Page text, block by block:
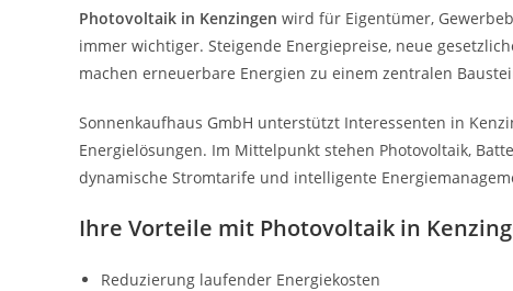
Photovoltaik in Kenzingen wird für Eigentümer,
immer wichtiger. Steigende Energiepreise, neue
machen erneuerbare Energien zu einem zentralen
Sonnenkaufhaus GmbH unterstützt Interessenten in
Energielösungen. Im Mittelpunkt stehen Photovoltaik,
dynamische Stromtarife und intelligente
Ihre Vorteile mit Photovoltaik in
Reduzierung laufender Energiekosten